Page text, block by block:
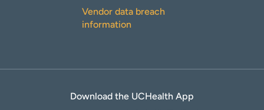
Vendor data breach
information
Download the UCHealth App